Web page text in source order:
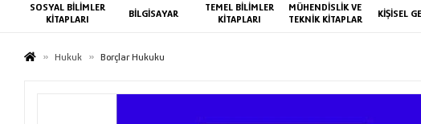
SOSYAL BİLİMLER
KİTAPLARI
BİLGİSAYAR
TEMEL BİLİMLER
KİTAPLARI
MÜHENDİSLİK VE
TEKNİK KİTAPLAR
KİŞİSEL
Hukuk Borçlar Hukuku